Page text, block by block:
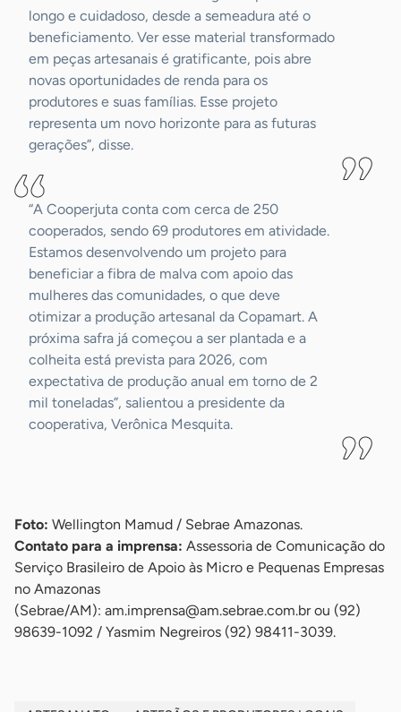
longo e cuidadoso, desde a semeadura até o
beneficiamento. Ver esse material transformado
em peças artesanais é gratificante, pois abre
novas oportunidades de renda para os
produtores e suas famílias. Esse projeto
representa um novo horizonte para as futuras
gerações”, disse.
“A Cooperjuta conta com cerca de 250
cooperados, sendo 69 produtores em atividade.
Estamos desenvolvendo um projeto para
beneficiar a fibra de malva com apoio das
mulheres das comunidades, o que deve
otimizar a produção artesanal da Copamart. A
próxima safra já começou a ser plantada e a
colheita está prevista para 2026, com
expectativa de produção anual em torno de 2
mil toneladas”, salientou a presidente da
cooperativa, Verônica Mesquita.
Foto: Wellington Mamud / Sebrae Amazonas.
Contato para a imprensa: Assessoria de Comunicação do
Serviço Brasileiro de Apoio às Micro e Pequenas Empresas
no Amazonas
(Sebrae/AM): am.imprensa@am.sebrae.com.brou (92)
98639-1092 / Yasmim Negreiros (92) 98411-3039.